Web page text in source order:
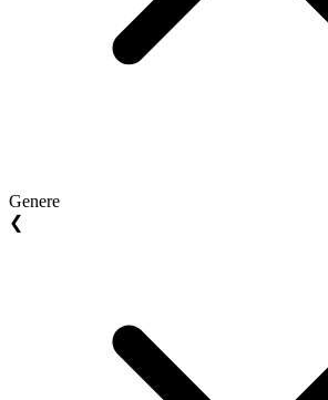
Genere
❮